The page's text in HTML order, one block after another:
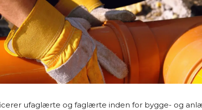
ufaglærte og faglærte inden for bygge- og